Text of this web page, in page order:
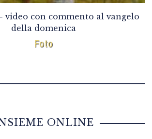
video con commento al vangelo
della domenica
Foto
ONLINE